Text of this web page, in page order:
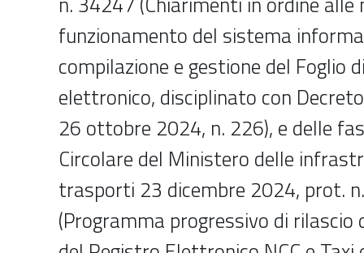
funzionamento del sistema
compilazione e gestione del Foglio
elettronico, disciplinato con
26 ottobre 2024, n. 226), e delle
Circolare del Ministero delle
trasporti 23 dicembre 2024, prot.
(Programma progressivo di